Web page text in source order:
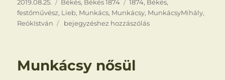
2019.08.25. Békés, Békés 1874 1874, Békés,
festőművész, Lieb, Munkács, Munkácsy, MunkácsyMihály,
ReökIstván
Kié
bejegyzéshez hozzászólás
Munkácsy nősül